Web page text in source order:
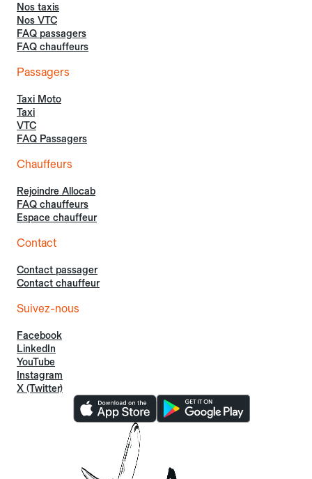
Nos taxis
Nos VTC
FAQ passagers
FAQ chauffeurs
Passagers
Taxi Moto
Taxi
VTC
FAQ Passagers
Chauffeurs
Rejoindre Allocab
FAQ chauffeurs
Espace chauffeur
Contact
Contact passager
Contact chauffeur
Suivez-nous
Facebook
LinkedIn
YouTube
Instagram
X (Twitter)